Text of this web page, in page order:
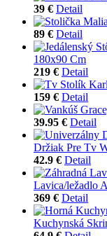
39 € Detail
89 € Detail
180x90 Cm
219 € Detail
159 € Detail
39.95 € Detail
Držiak Pre Tv
42.9 € Detail
Lavica/ležadlo
369 € Detail
Kuchynská